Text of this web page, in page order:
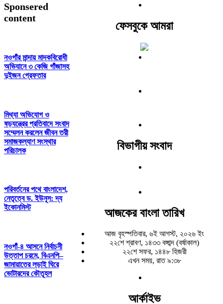
Sponsered
content
নওগাঁর মান্দায় মাদকবিরোধী
অভিযানে ৩ কেজি গাঁজাসহ
দুইজন গ্রেফতার
মিথ্যা অভিযোগ ও
ষড়যন্ত্রের প্রতিবাদে সংবাদ
সম্মেলন করলেন জীবন তরী
সমাজকল্যাণ সংস্থার
পরিচালক
পরিবর্তনের পথে বাংলাদেশ,
নেতৃত্বে ড. ইউনূস: দ্য
ইকোনমিস্ট
নওগাঁ-৪ আসনে নির্বাচনী
উত্তাপ চরমে, বিএনপি–
জামায়াতের লড়াই ঘিরে
ভোটারদের কৌতূহল
ফেসবুকে আমরা
বিভাগীয় সংবাদ
আজকের বাংলা তারিখ
আজ বৃহস্পতিবার, ৬ই আগস্ট, ২০২৬ ইং
২২শে শ্রাবণ, ১৪৩৩ বঙ্গাব্দ (বর্ষাকাল)
২২শে সফর, ১৪৪৮ হিজরী
এখন সময়, রাত ৯:৩৮
আর্কাইভ